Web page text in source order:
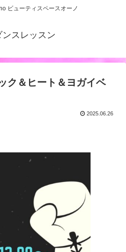
ビューティスペースオーノ
ンスレッスン
ク＆ヒート＆ヨガイベ
2025.06.26